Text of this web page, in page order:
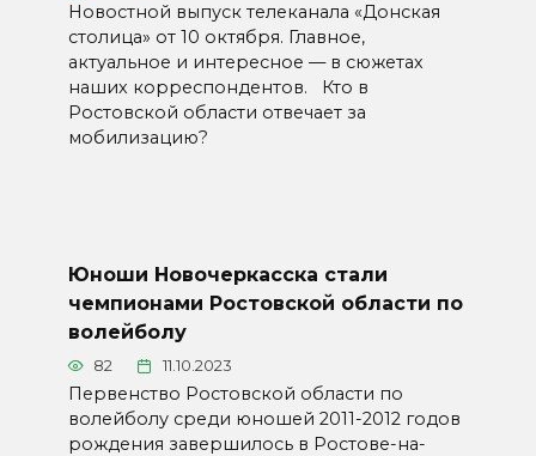
Новостной выпуск телеканала «Донская
столица» от 10 октября. Главное,
актуальное и интересное — в сюжетах
наших корреспондентов. Кто в
Ростовской области отвечает за
мобилизацию?
Юноши Новочеркасска стали
чемпионами Ростовской области по
волейболу
82 11.10.2023
Первенство Ростовской области по
волейболу среди юношей 2011-2012 годов
рождения завершилось в Ростове-на-